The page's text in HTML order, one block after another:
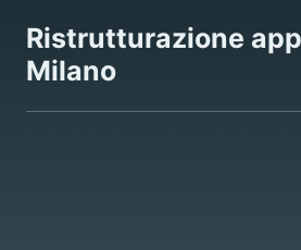
contenuto
Ristrutturazione
Milano